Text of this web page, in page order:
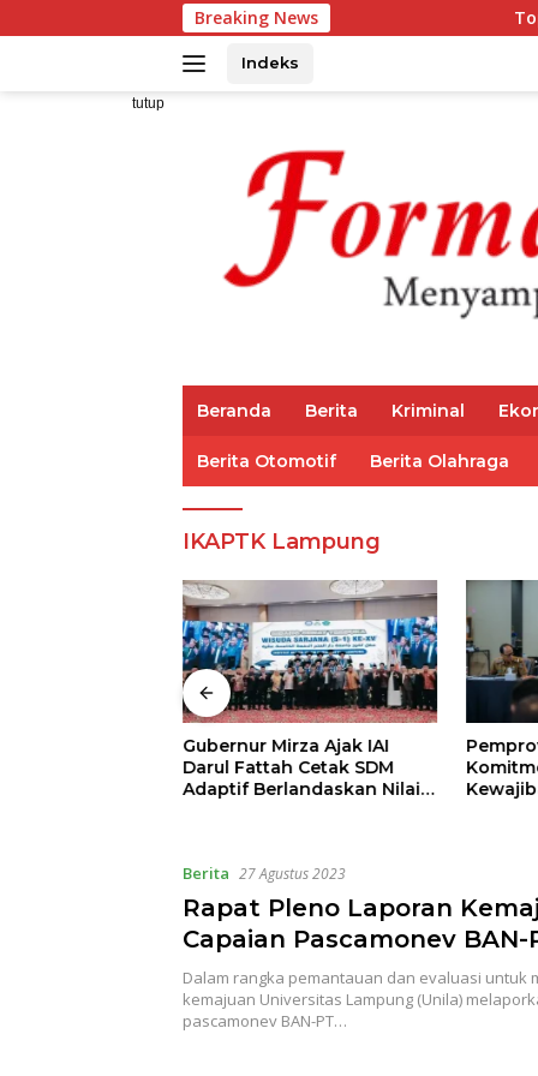
ke
Breaking News Top 3
Indeks
tutup
Beranda Berita Kriminal
Berita Otomotif Berita Olahraga
IKAPTK Lampung
Gubernur Mirza Ajak IAI
Darul Fattah Cetak SDM
Adaptif Berlandaskan Nilai
Berita 27 Agustus 2023
Rapat Pleno Laporan
Capaian Pascamonev BAN-
Dalam rangka pemantauan dan evaluasi untuk
kemajuan Universitas Lampung (Unila)
pascamonev BAN-PT…